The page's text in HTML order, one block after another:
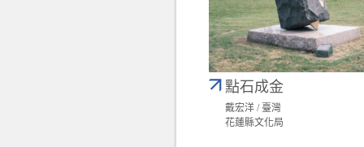
點石成金
戴宏洋 / 臺灣
花蓮縣文化局